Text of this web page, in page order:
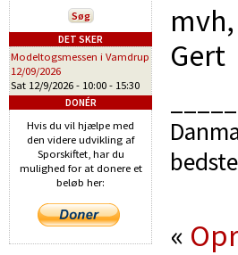
mvh,
Gert
«
DET SKER
Modeltogsmessen i Vamdrup
12/09/2026
Sat 12/9/2026 - 10:00 - 15:30
DONÉR
Hvis du vil hjælpe med
den videre udvikling af
Sporskiftet, har du
mulighed for at donere et
beløb her: